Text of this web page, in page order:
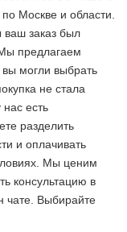
Москве и области.
ваш заказ был
предлагаем
могли выбрать
не стала
есть
разделить
и оплачивать
Мы ценим
консультацию в
чате. Выбирайте